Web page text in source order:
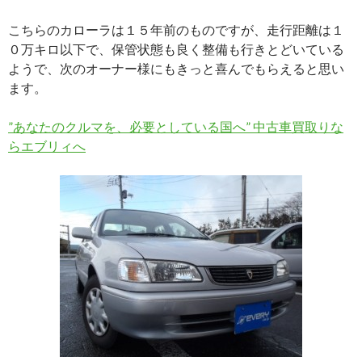
こちらのカローラは１５年前のものですが、走行距離は１
０万キロ以下で、保管状態も良く整備も行きとどいている
ようで、次のオーナー様にもきっと喜んでもらえると思い
ます。
”あなたのクルマを、必要としている国へ” 中古車買取りな
らエブリィへ